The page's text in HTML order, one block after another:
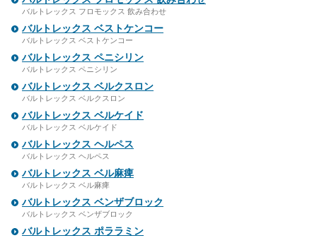
バルトレックス フロモックス 飲み合わせ
バルトレックス ベストケンコー
バルトレックス ベストケンコー
バルトレックス ペニシリン
バルトレックス ペニシリン
バルトレックス ベルクスロン
バルトレックス ベルクスロン
バルトレックス ベルケイド
バルトレックス ベルケイド
バルトレックス ヘルペス
バルトレックス ヘルペス
バルトレックス ベル麻痺
バルトレックス ベル麻痺
バルトレックス ベンザブロック
バルトレックス ベンザブロック
バルトレックス ポララミン